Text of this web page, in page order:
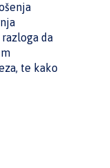
da
te kako